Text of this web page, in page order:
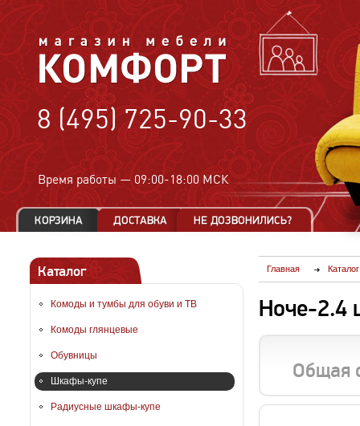
8 (495) 725-90-33
Время работы — 09:00-18:00 МСК
Каталог
Комоды и тумбы для обуви и ТВ
Комоды глянцевые
Обувницы
Шкафы-купе
Радиусные шкафы-купе
Главная Каталог
Ноче-2.4
Общая